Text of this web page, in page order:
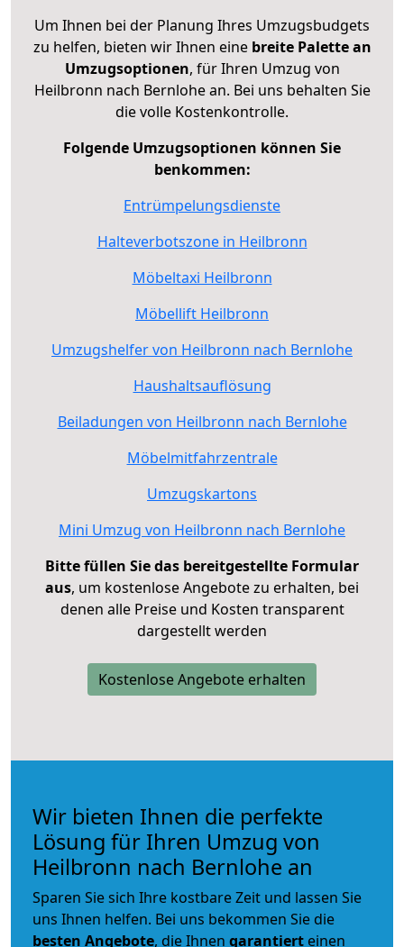
Um Ihnen bei der Planung Ihres Umzugsbudgets
zu helfen, bieten wir Ihnen eine breite Palette an
Umzugsoptionen, für Ihren Umzug von
Heilbronn nach Bernlohe an. Bei uns behalten Sie
die volle Kostenkontrolle.
Folgende Umzugsoptionen können Sie
benkommen:
Entrümpelungsdienste
Halteverbotszone in Heilbronn
Möbeltaxi Heilbronn
Möbellift Heilbronn
Umzugshelfer von Heilbronn nach Bernlohe
Haushaltsauflösung
Beiladungen von Heilbronn nach Bernlohe
Möbelmitfahrzentrale
Umzugskartons
Mini Umzug von Heilbronn nach Bernlohe
Bitte füllen Sie das bereitgestellte Formular
aus, um kostenlose Angebote zu erhalten, bei
denen alle Preise und Kosten transparent
dargestellt werden
Kostenlose Angebote erhalten
Wir bieten Ihnen die perfekte
Lösung für Ihren Umzug von
Heilbronn nach Bernlohe an
Sparen Sie sich Ihre kostbare Zeit und lassen Sie
uns Ihnen helfen. Bei uns bekommen Sie die
besten Angebote, die Ihnen garantiert einen